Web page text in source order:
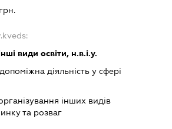
види освіти, н.в.і.у.
діяльність у сфері
інших видів
та розваг